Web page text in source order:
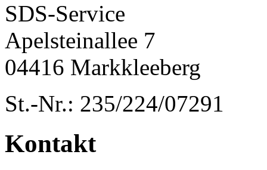
SDS-Service
Apelsteinallee 7
04416 Markkleeberg
St.-Nr.: 235/224/07291
Kontakt